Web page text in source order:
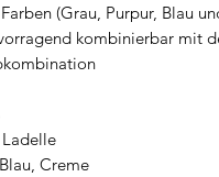
(Grau, Purpur, Blau
kombinierbar mit
Creme